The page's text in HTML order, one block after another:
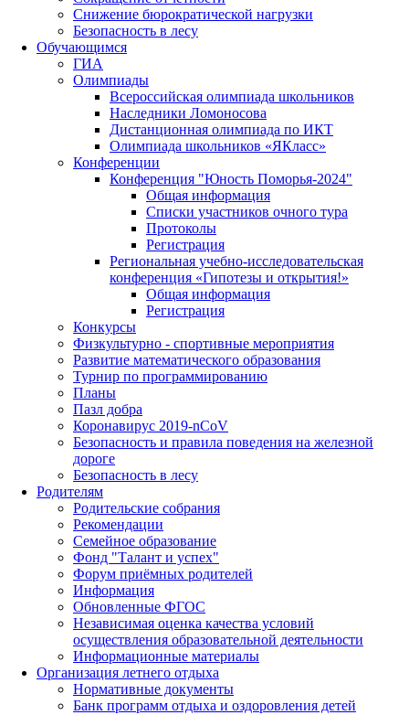
Снижение бюрократической нагрузки
Безопасность в лесу
Обучающимся
ГИА
Олимпиады
Всероссийская олимпиада школьников
Наследники Ломоносова
Дистанционная олимпиада по ИКТ
Олимпиада школьников «ЯКласс»
Конференции
Конференция "Юность Поморья-2024"
Общая информация
Списки участников очного тура
Протоколы
Регистрация
Региональная учебно-исследовательская
конференция «Гипотезы и открытия!»
Общая информация
Регистрация
Конкурсы
Физкультурно - спортивные мероприятия
Развитие математического образования
Турнир по программированию
Планы
Пазл добра
Коронавирус 2019-nCoV
Безопасность и правила поведения на железной
дороге
Безопасность в лесу
Родителям
Родительские собрания
Рекомендации
Семейное образование
Фонд "Талант и успех"
Форум приёмных родителей
Информация
Обновленные ФГОС
Независимая оценка качества условий
осуществления образовательной деятельности
Информационные материалы
Организация летнего отдыха
Нормативные документы
Банк программ отдыха и оздоровления детей